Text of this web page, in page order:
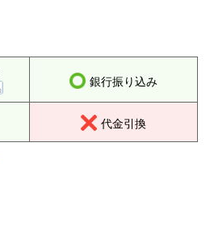
銀行振り込み
代金引換